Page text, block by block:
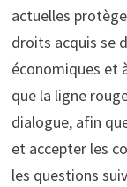
actuelles
droits acquis se
économiques et
que la ligne
dialogue, afin
et accepter les
les questions